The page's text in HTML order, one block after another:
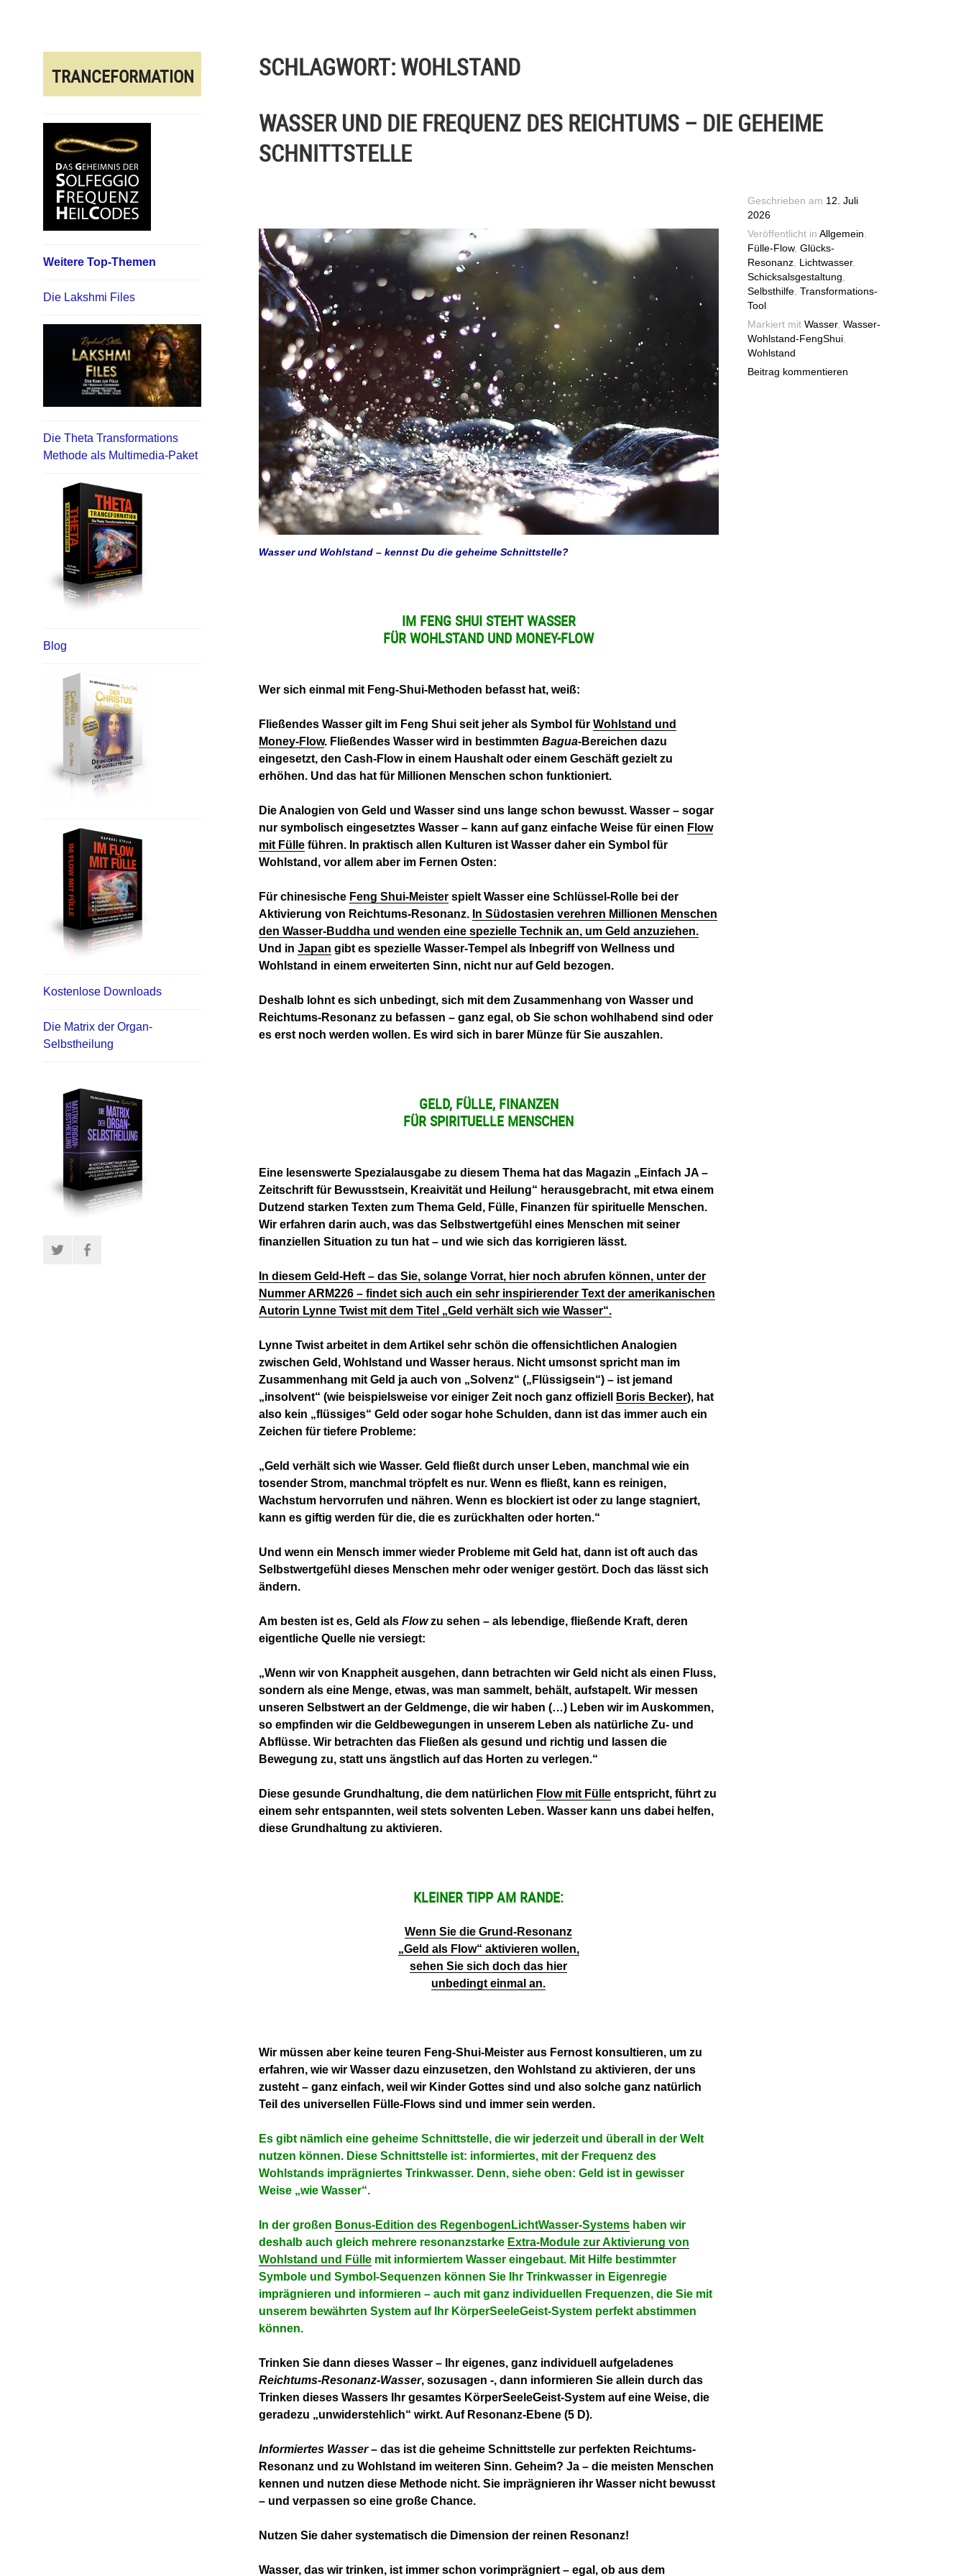
TRANCEFORMATION
Weitere Top-Themen
Die Lakshmi Files
Die Theta Transformations
Methode als Multimedia-Paket
Blog
Kostenlose Downloads
Die Matrix der Organ-
Selbstheilung
Twitter
SCHLAGWORT:WOHLSTAND
WASSER UND DIE FREQUENZ DES REICHTUMS – DIE GEHEIME
SCHNITTSTELLE
Geschrieben am 12. Juli
2026
Veröffentlicht inAllgemein
Fülle-Flow,Glücks-
Resonanz
Lichtwasser,
Schicksalsgestaltung
Selbsthilfe ,Transformations-
Tool
Markiert mitWasser,Wasser-
Wohlstand-FengShui
Wohlstand
Beitrag kommentieren
Wasser und Wohlstand – kennst Du die geheime Schnittstelle?
IM FENG SHUI STEHT WASSER
FÜR WOHLSTAND UND MONEY-FLOW
Wer sich einmal mit Feng-Shui-Methoden befasst hat, weiß:
Fließendes Wasser gilt im Feng Shui seit jeher als Symbol für Wohlstand und
Money-Flow. Fließendes Wasser wird in bestimmten Bagua-Bereichen dazu
eingesetzt, den Cash-Flow in einem Haushalt oder einem Geschäft gezielt zu
erhöhen. Und das hat für Millionen Menschen schon funktioniert.
Die Analogien von Geld und Wasser sind uns lange schon bewusst. Wasser – sogar
nur symbolisch eingesetztes Wasser – kann auf ganz einfache Weise für einen Flow
mit Fülle führen. In praktisch allen Kulturen ist Wasser daher ein Symbol für
Wohlstand, vor allem aber im Fernen Osten:
Für chinesische Feng Shui-Meister spielt Wasser eine Schlüssel-Rolle bei der
Aktivierung von Reichtums-Resonanz. In Südostasien verehren Millionen Menschen
den Wasser-Buddha und wenden eine spezielle Technik an, um Geld anzuziehen.
Und in Japan gibt es spezielle Wasser-Tempel als Inbegriff von Wellness und
Wohlstand in einem erweiterten Sinn, nicht nur auf Geld bezogen.
Deshalb lohnt es sich unbedingt, sich mit dem Zusammenhang von Wasser und
Reichtums-Resonanz zu befassen – ganz egal, ob Sie schon wohlhabend sind oder
es erst noch werden wollen. Es wird sich in barer Münze für Sie auszahlen.
GELD, FÜLLE, FINANZEN
FÜR SPIRITUELLE MENSCHEN
Eine lesenswerte Spezialausgabe zu diesem Thema hat das Magazin „Einfach JA –
Zeitschrift für Bewusstsein, Kreaivität und Heilung“ herausgebracht, mit etwa einem
Dutzend starken Texten zum Thema Geld, Fülle, Finanzen für spirituelle Menschen.
Wir erfahren darin auch, was das Selbstwertgefühl eines Menschen mit seiner
finanziellen Situation zu tun hat – und wie sich das korrigieren lässt.
In diesem Geld-Heft – das Sie, solange Vorrat, hier noch abrufen können, unter der
Nummer ARM226 – findet sich auch ein sehr inspirierender Text der amerikanischen
Autorin Lynne Twist mit dem Titel „Geld verhält sich wie Wasser“.
Lynne Twist arbeitet in dem Artikel sehr schön die offensichtlichen Analogien
zwischen Geld, Wohlstand und Wasser heraus. Nicht umsonst spricht man im
Zusammenhang mit Geld ja auch von „Solvenz“ („Flüssigsein“) – ist jemand
„insolvent“ (wie beispielsweise vor einiger Zeit noch ganz offiziell
Boris Becker), hat
also kein „flüssiges“ Geld oder sogar hohe Schulden, dann ist das immer auch ein
Zeichen für tiefere Probleme:
„Geld verhält sich wie Wasser. Geld fließt durch unser Leben, manchmal wie ein
tosender Strom, manchmal tröpfelt es nur. Wenn es fließt, kann es reinigen,
Wachstum hervorrufen und nähren. Wenn es blockiert ist oder zu lange stagniert,
kann es giftig werden für die, die es zurückhalten oder horten.“
Und wenn ein Mensch immer wieder Probleme mit Geld hat, dann ist oft auch das
Selbstwertgefühl dieses Menschen mehr oder weniger gestört. Doch das lässt sich
ändern.
Am besten ist es, Geld als Flowzu sehen – als lebendige, fließende Kraft, deren
eigentliche Quelle nie versiegt:
„Wenn wir von Knappheit ausgehen, dann betrachten wir Geld nicht als einen Fluss,
sondern als eine Menge, etwas, was man sammelt, behält, aufstapelt. Wir messen
unseren Selbstwert an der Geldmenge, die wir haben (…) Leben wir im Auskommen,
so empfinden wir die Geldbewegungen in unserem Leben als natürliche Zu- und
Abflüsse. Wir betrachten das Fließen als gesund und richtig und lassen die
Bewegung zu, statt uns ängstlich auf das Horten zu verlegen.“
Diese gesunde Grundhaltung, die dem natürlichen Flow mit Fülle entspricht, führt zu
einem sehr entspannten, weil stets solventen Leben. Wasser kann uns dabei helfen,
diese Grundhaltung zu aktivieren.
KLEINER TIPP AM RANDE:
Wenn Sie die Grund-Resonanz
„Geld als Flow“ aktivieren wollen,
sehen Sie sich doch das hier
unbedingt einmal an.
Wir müssen aber keine teuren Feng-Shui-Meister aus Fernost konsultieren, um zu
erfahren, wie wir Wasser dazu einzusetzen, den Wohlstand zu aktivieren, der uns
zusteht – ganz einfach, weil wir Kinder Gottes sind und also solche ganz natürlich
Teil des universellen Fülle-Flows sind und immer sein werden.
Es gibt nämlich eine geheime Schnittstelle, die wir jederzeit und überall in der Welt
nutzen können. Diese Schnittstelle ist: informiertes, mit der Frequenz des
Wohlstands imprägniertes Trinkwasser. Denn, siehe oben: Geld ist in gewisser
Weise „wie Wasser“.
In der großen Bonus-Edition des RegenbogenLichtWasser-Systems haben wir
deshalb auch gleich mehrere resonanzstarke Extra-Module zur Aktivierung von
Wohlstand und Fülle mit informiertem Wasser eingebaut. Mit Hilfe bestimmter
Symbole und Symbol-Sequenzen können Sie Ihr Trinkwasser in Eigenregie
imprägnieren und informieren – auch mit ganz individuellen Frequenzen, die Sie mit
unserem bewährten System auf Ihr KörperSeeleGeist-System perfekt abstimmen
können.
Trinken Sie dann dieses Wasser – Ihr eigenes, ganz individuell aufgeladenes
Reichtums-Resonanz-Wasser, sozusagen -, dann informieren Sie allein durch das
Trinken dieses Wassers Ihr gesamtes KörperSeeleGeist-System auf eine Weise, die
geradezu „unwiderstehlich“ wirkt. Auf Resonanz-Ebene (5 D).
Informiertes Wasser– das ist die geheime Schnittstelle zur perfekten Reichtums-
Resonanz und zu Wohlstand im weiteren Sinn. Geheim? Ja – die meisten Menschen
kennen und nutzen diese Methode nicht. Sie imprägnieren ihr Wasser nicht bewusst
– und verpassen so eine große Chance.
Nutzen Sie daher systematisch die Dimension der reinen Resonanz!
Wasser, das wir trinken, ist immer schon vorimprägniert – egal, ob aus dem